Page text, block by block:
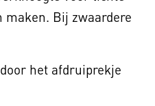
maken. Bij zwaardere
het afdruiprekje